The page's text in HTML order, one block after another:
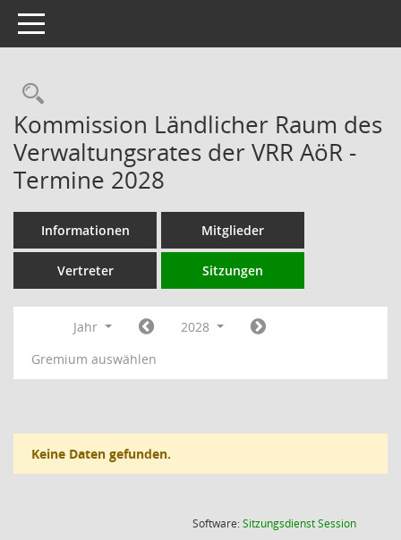
Toggle navigation
Rechercheauswahl
Kommission Ländlicher Raum des
Verwaltungsrates der VRR AöR -
Termine 2028
Informationen Mitglieder
Vertreter Sitzungen
Jahr
2028
Gremium auswählen
Keine Daten gefunden.
Software:SitzungsdienstSession(Wird in